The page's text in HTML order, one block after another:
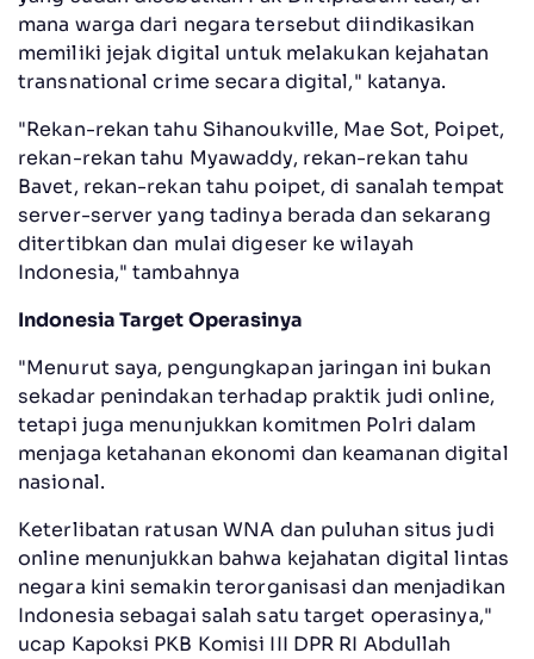
mana warga dari negara tersebut diindikasikan
memiliki jejak digital untuk melakukan kejahatan
transnational crime secara digital," katanya.
"Rekan-rekan tahu Sihanoukville, Mae Sot, Poipet,
rekan-rekan tahu Myawaddy, rekan-rekan tahu
Bavet, rekan-rekan tahu poipet, di sanalah tempat
server-server yang tadinya berada dan sekarang
ditertibkan dan mulai digeser ke wilayah
Indonesia," tambahnya
Indonesia Target Operasinya
"Menurut saya, pengungkapan jaringan ini bukan
sekadar penindakan terhadap praktik judi online,
tetapi juga menunjukkan komitmen Polri dalam
menjaga ketahanan ekonomi dan keamanan digital
nasional.
Keterlibatan ratusan WNA dan puluhan situs judi
online menunjukkan bahwa kejahatan digital lintas
negara kini semakin terorganisasi dan menjadikan
Indonesia sebagai salah satu target operasinya,"
ucap Kapoksi PKB Komisi III DPR RI Abdullah